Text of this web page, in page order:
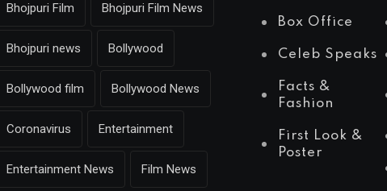
Bhojpuri Film Bhojpuri Film News
Bhojpuri news Bollywood
Bollywood film Bollywood News
Coronavirus Entertainment
Entertainment News Film News
Box Office
Celeb Speaks
Facts &
Fashion
First Look &
Poster